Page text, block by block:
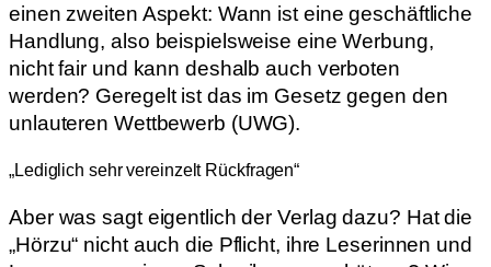
einen zweiten Aspekt: Wann ist eine geschäftliche
Handlung, also beispielsweise eine Werbung,
nicht fair und kann deshalb auch verboten
werden? Geregelt ist das im Gesetz gegen den
unlauteren Wettbewerb (UWG).
„Lediglich sehr vereinzelt Rückfragen“
Aber was sagt eigentlich der Verlag dazu? Hat die
„Hörzu“ nicht auch die Pflicht, ihre Leserinnen und